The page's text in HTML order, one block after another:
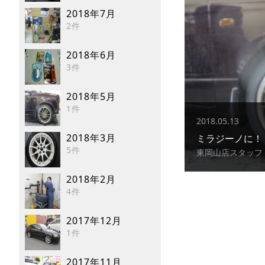
2018年7月
2件
2018年6月
3件
2018年5月
1件
2018年3月
5件
2018年2月
4件
2017年12月
1件
2017年11月
2018.05.13
ミラジーノに
東岡山店スタッフ